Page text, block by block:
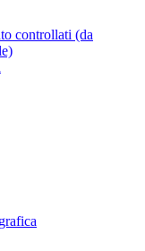
controllati (da